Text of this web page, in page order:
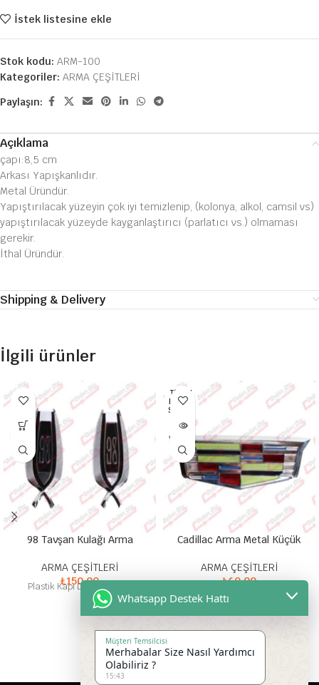
İstek listesine ekle
Stok kodu: ARM-100
Kategoriler: ARMA ÇEŞİTLERİ
Paylaşın:
Açıklama
çapı:8,5 cm
Arkası Yapışkanlıdır.
Metal Üründür.
Yapıştırılacak yüzeyin çok iyi temizlenip, (kolonya, alkol, camsil vs)
yapıştırılacak yüzeyde kayganlaştırıcı (parlatıcı vs.) olmaması
gerekir.
İthal Üründür.
Shipping & Delivery
İlgili ürünler
98 Tavşan Kulağı Arma
ARMA ÇEŞİTLERİ
₺150,00
Plastik Kapı Direği Arması
TÜKEN
DI HEP
SI SATI
Cadillac Arma Metal Küçük
ARMA ÇEŞİTLERİ
₺60,00
Whatsapp Destek Hattı
Müşteri Temsilcisi
Merhabalar Size Nasıl Yardımcı
Olabiliriz ?
15:43